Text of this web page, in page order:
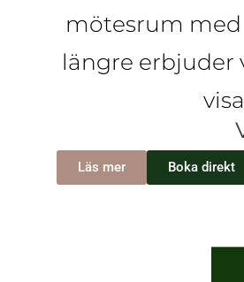
mötesrum
längre erbjuder
Läs mer Boka direkt